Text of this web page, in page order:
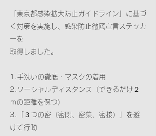
「東京都感染拡大防止ガイドライン」に基づ
く対策を実施し、感染防止徹底宣言ステッカ
ーを
取得しました。
1.手洗いの徹底・マスクの着用
2.ソーシャルディスタンス（できるだけ２
ｍの距離を保つ）
3.「３つの密（密閉、密集、密接）」を避
けて行動